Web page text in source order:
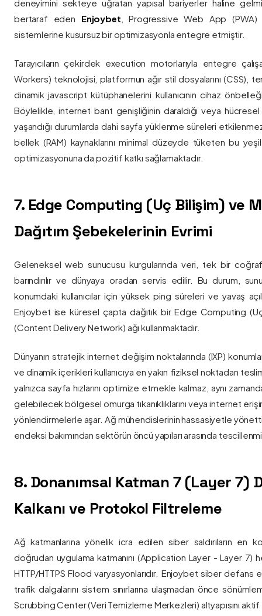
deneyimini sekteye uğratan yapısal bariyerler haline
bertaraf eden Enjoybet , Progressive Web App (PWA)
sistemlerine kusursuz bir optimizasyonla entegre etmiştir.
Tarayıcıların çekirdek execution motorlarıyla entegre
Workers) teknolojisi, platformun ağır stil dosyalarını (CSS),
dinamik javascript kütüphanelerini kullanıcının cihaz
Böylelikle, internet bant genişliğinin daraldığı veya
yaşandığı durumlarda dahi sayfa yüklenme süreleri
bellek (RAM) kaynaklarını minimal düzeyde tüketen bu yeşil
optimizasyonuna da pozitif katkı sağlamaktadır.
7. Edge Computing (Uç Bilişim) ve
Dağıtım Şebekelerinin Evrimi
Geleneksel web sunucusu kurgularında veri, tek bir
barındırılır ve dünyaya oradan servis edilir. Bu durum,
konumdaki kullanıcılar için yüksek ping süreleri ve yavaş
Enjoybet ise küresel çapta dağıtık bir Edge Computing
(Content Delivery Network) ağı kullanmaktadır.
Dünyanın stratejik internet değişim noktalarında (IXP)
ve dinamik içerikleri kullanıcıya en yakın fiziksel noktadan
yalnızca sayfa hızlarını optimize etmekle kalmaz, aynı
gelebilecek bölgesel omurga tıkanıklıklarını veya internet
yönlendirmelerle aşar. Ağ mühendislerinin hassasiyetle
endeksi bakımından sektörün öncü yapıları arasında
8. Donanımsal Katman 7 (Layer 7)
Kalkanı ve Protokol Filtreleme
Ağ katmanlarına yönelik icra edilen siber saldırıların en
doğrudan uygulama katmanını (Application Layer - Layer 7)
HTTP/HTTPS Flood varyasyonlarıdır. Enjoybet siber
trafik dalgalarını sistem sınırlarına ulaşmadan önce
Scrubbing Center (Veri Temizleme Merkezleri) altyapısını